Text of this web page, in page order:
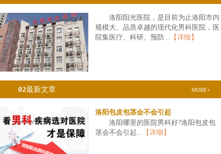
洛阳阳光医院，是目前为止洛阳市内
规模大、品质卓越的现代化男科医院，医
院集医疗、科研、预防...
【详细】
02最新文章 MORE+
洛阳包皮包茎会不会引起
洛阳哪里的医院男科好?洛阳包皮包
茎会不会引起...
【详细】